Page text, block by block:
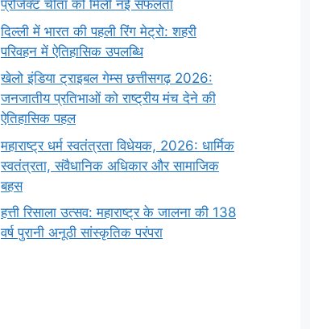
प्रोजेक्ट चीता को मिली नई सफलता
दिल्ली में भारत की पहली रिंग मेट्रो: शहरी
परिवहन में ऐतिहासिक उपलब्धि
खेलो इंडिया ट्राइबल गेम्स छत्तीसगढ़ 2026:
जनजातीय प्रतिभाओं को राष्ट्रीय मंच देने की
ऐतिहासिक पहल
महाराष्ट्र धर्म स्वतंत्रता विधेयक, 2026: धार्मिक
स्वतंत्रता, संवैधानिक अधिकार और सामाजिक
बहस
हत्ती रिसाला उत्सव: महाराष्ट्र के जालना की 138
वर्ष पुरानी अनूठी सांस्कृतिक परंपरा